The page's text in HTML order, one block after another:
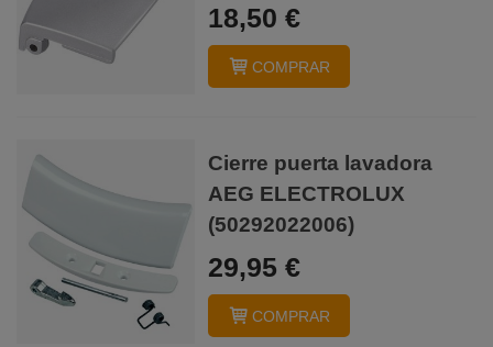
18,50 €
COMPRAR
Cierre puerta lavadora
AEG ELECTROLUX
(50292022006)
29,95 €
COMPRAR